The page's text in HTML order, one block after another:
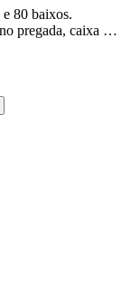
80 baixos.
pregada, caixa de
de